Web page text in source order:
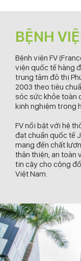
BỆNH
Bệnh viện FV
viện quốc tế hàng
trung tâm đô thị
2003 theo tiêu
sóc sức khỏe toàn
kinh nghiệm trong
FV nổi bật với hệ
đạt chuẩn quốc tế
mang đến chất
thân thiện, an toàn
tin cậy cho cộng
Việt Nam.